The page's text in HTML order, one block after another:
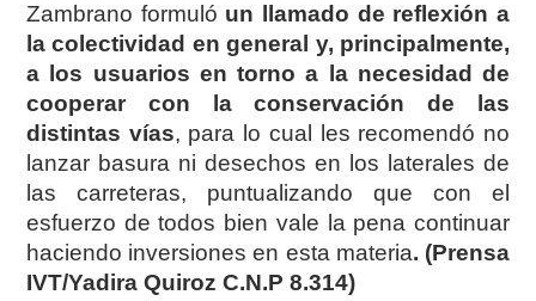
Zambrano formuló un llamado de reflexión a
la colectividad en general y, principalmente,
a los usuarios en torno a la necesidad de
cooperar con la conservación de las
distintas vías, para lo cual les recomendó no
lanzar basura ni desechos en los laterales de
las carreteras, puntualizando que con el
esfuerzo de todos bien vale la pena continuar
haciendo inversiones en esta materia. (Prensa
IVT/Yadira Quiroz C.N.P 8.314)